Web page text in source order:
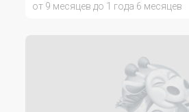
от 9 месяцев до 1 года 6 месяцев